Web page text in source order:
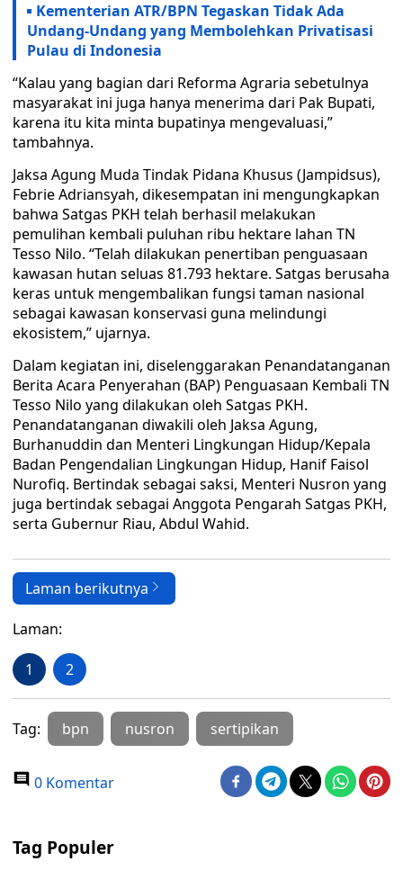
Kementerian ATR/BPN Tegaskan Tidak Ada
Undang-Undang yang Membolehkan Privatisasi
Pulau di Indonesia
“Kalau yang bagian dari Reforma Agraria sebetulnya
masyarakat ini juga hanya menerima dari Pak Bupati,
karena itu kita minta bupatinya mengevaluasi,”
tambahnya.
Jaksa Agung Muda Tindak Pidana Khusus (Jampidsus),
Febrie Adriansyah, dikesempatan ini mengungkapkan
bahwa Satgas PKH telah berhasil melakukan
pemulihan kembali puluhan ribu hektare lahan TN
Tesso Nilo. “Telah dilakukan penertiban penguasaan
kawasan hutan seluas 81.793 hektare. Satgas berusaha
keras untuk mengembalikan fungsi taman nasional
sebagai kawasan konservasi guna melindungi
ekosistem,” ujarnya.
Dalam kegiatan ini, diselenggarakan Penandatanganan
Berita Acara Penyerahan (BAP) Penguasaan Kembali TN
Tesso Nilo yang dilakukan oleh Satgas PKH.
Penandatanganan diwakili oleh Jaksa Agung,
Burhanuddin dan Menteri Lingkungan Hidup/Kepala
Badan Pengendalian Lingkungan Hidup, Hanif Faisol
Nurofiq. Bertindak sebagai saksi, Menteri Nusron yang
juga bertindak sebagai Anggota Pengarah Satgas PKH,
serta Gubernur Riau, Abdul Wahid.
Laman berikutnya
Laman:
1 2
Tag: bpn nusron sertipikan
0 Komentar
Tag Populer